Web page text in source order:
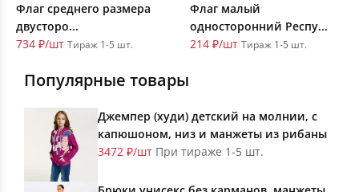
Флаг среднего размера
двусторо...
734 ₽/шт Тираж 1-5 шт.
Флаг малый
односторонний Респу...
214 ₽/шт Тираж 1-5 шт.
Популярные товары
Джемпер (худи) детский на молнии, с
капюшоном, низ и манжеты из рибаны
3472 ₽/шт При тираже 1-5 шт.